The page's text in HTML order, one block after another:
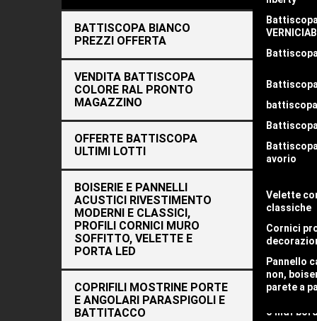
Battiscopa
curve e
Battiscopa
O SEMI
Battiscopa
TONDO
mdf o
moderno
o mdf
BATTISCOPA BIANCO
PREZZI OFFERTA
VENDITA BATTISCOPA
COLORE RAL PRONTO
MAGAZZINO
avorio
Batiscopa
sikkens
OFFERTE BATTISCOPA
ULTIMI LOTTI
BOISERIE E PANNELLI
ACUSTICI RIVESTIMENTO
MODERNI E CLASSICI,
PROFILI CORNICI MURO
SOFFITTO, VELETTE E
PORTA LED
Velette
classiche
Cornici
Pannello
non,
parete a
COPRIFILI MOSTRINE PORTE
E ANGOLARI PARASPIGOLI E
BATTITACCO
Tutti
✅
Il
✅
✅
I tre
Tipo